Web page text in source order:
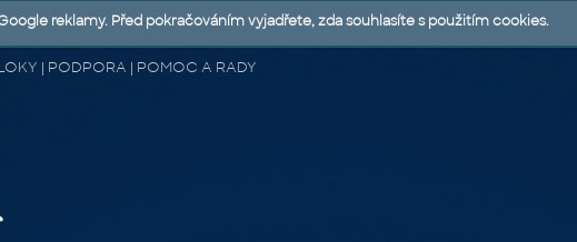
| PODPORA | POMOC A RADY
reklamy. Před pokračováním vyjadřete, zda souhlasíte s použitím cookies.